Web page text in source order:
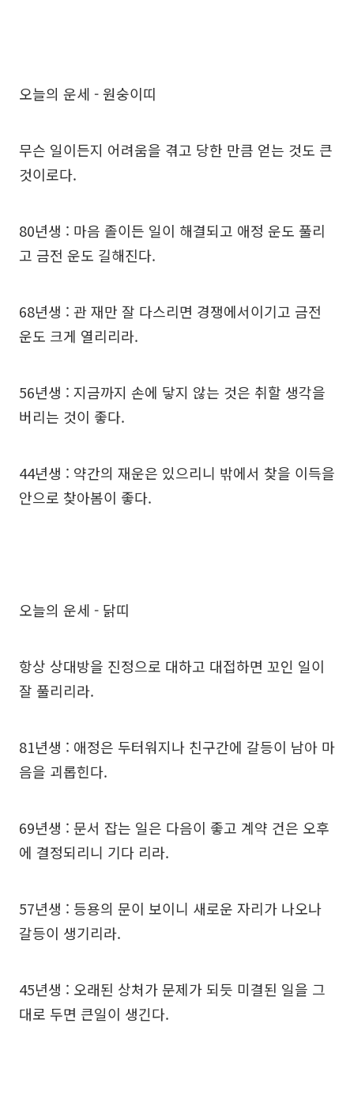
오늘의 운세 - 원숭이띠
무슨 일이든지 어려움을 겪고 당한 만큼 얻는 것도 큰
것이로다.
80년생 : 마음 졸이든 일이 해결되고 애정 운도 풀리
고 금전 운도 길해진다.
68년생 : 관 재만 잘 다스리면 경쟁에서이기고 금전
운도 크게 열리리라.
56년생 : 지금까지 손에 닿지 않는 것은 취할 생각을
버리는 것이 좋다.
44년생 : 약간의 재운은 있으리니 밖에서 찾을 이득을
안으로 찾아봄이 좋다.
오늘의 운세 - 닭띠
항상 상대방을 진정으로 대하고 대접하면 꼬인 일이
잘 풀리리라.
81년생 : 애정은 두터워지나 친구간에 갈등이 남아 마
음을 괴롭힌다.
69년생 : 문서 잡는 일은 다음이 좋고 계약 건은 오후
에 결정되리니 기다 리라.
57년생 : 등용의 문이 보이니 새로운 자리가 나오나
갈등이 생기리라.
45년생 : 오래된 상처가 문제가 되듯 미결된 일을 그
대로 두면 큰일이 생긴다.